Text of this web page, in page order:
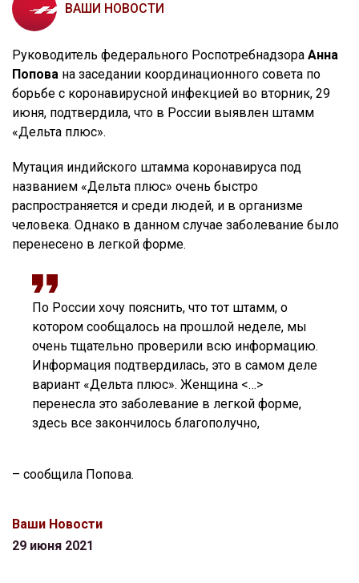
ВАШИ НОВОСТИ
Руководитель федерального Роспотребнадзора Анна
Попова на заседании координационного совета по
борьбе с коронавирусной инфекцией во вторник, 29
июня, подтвердила, что в России выявлен штамм
«Дельта плюс».
Мутация индийского штамма коронавируса под
названием «Дельта плюс» очень быстро
распространяется и среди людей, и в организме
человека. Однако в данном случае заболевание было
перенесено в легкой форме.
По России хочу пояснить, что тот штамм, о
котором сообщалось на прошлой неделе, мы
очень тщательно проверили всю информацию.
Информация подтвердилась, это в самом деле
вариант «Дельта плюс». Женщина <…>
перенесла это заболевание в легкой форме,
здесь все закончилось благополучно,
– сообщила Попова.
Ваши Новости
29 июня 2021